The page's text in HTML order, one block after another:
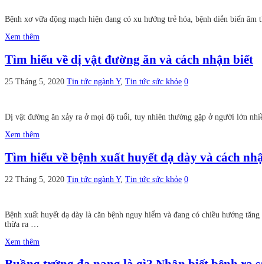
Bệnh xơ vữa động mạch hiện đang có xu hướng trẻ hóa, bệnh diễn biến
Xem thêm
Tìm hiểu về dị vật đường ăn và cách nhận biết
25 Tháng 5, 2020 Tin tức ngành Y, Tin tức sức khỏe 0
Dị vật đường ăn xảy ra ở mọi độ tuổi, tuy nhiên thường gặp ở người lớn
Xem thêm
Tìm hiểu về bệnh xuất huyết dạ dày và cách
22 Tháng 5, 2020 Tin tức ngành Y, Tin tức sức khỏe 0
Bệnh xuất huyết dạ dày là căn bệnh nguy hiểm và đang có chiều hướng
thừa ra …
Xem thêm